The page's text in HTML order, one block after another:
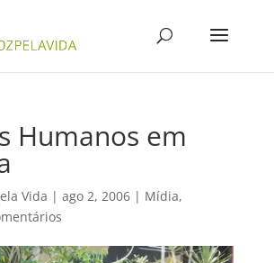
Humanos em
Vida | ago 2, 2006| Mídia,